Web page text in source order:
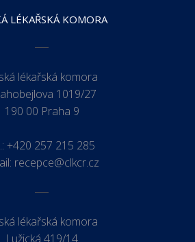
LÉKAŘSKÁ KOMORA
lékařská komora
1019/27
190 00 Praha 9
+420 257 215 285
recepce@clkcr.cz
lékařská komora
Lužická 419/14